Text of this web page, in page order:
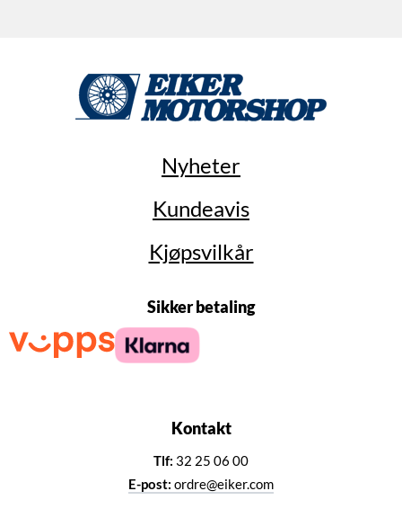
Nyheter
Kundeavis
Kjøpsvilkår
Sikker betaling
Kontakt
Tlf: 32 25 06 00
E-post: ordre@eiker.com